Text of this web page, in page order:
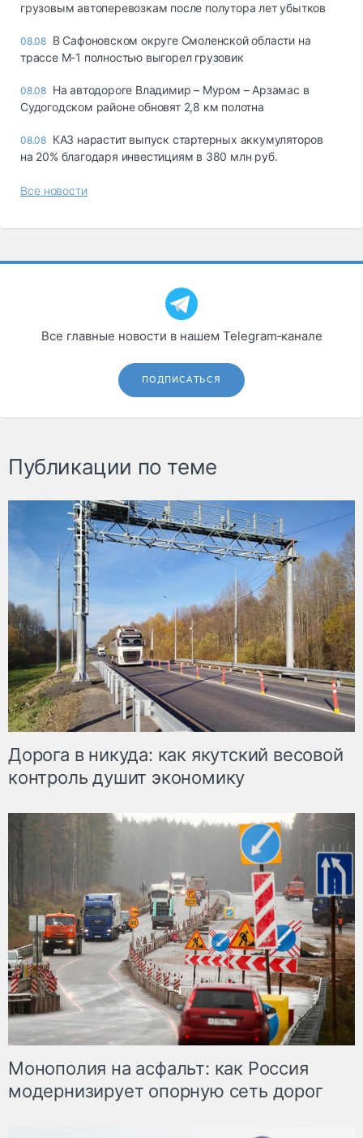
грузовым автоперевозкам после полутора лет убытков
08.08 В Сафоновском округе Смоленской области на
трассе М-1 полностью выгорел грузовик
08.08 На автодороге Владимир – Муром – Арзамас в
Судогодском районе обновят 2,8 км полотна
08.08 КАЗ нарастит выпуск стартерных аккумуляторов
на 20% благодаря инвестициям в 380 млн руб.
Все новости
Все главные новости в нашем Telegram‑канале
ПОДПИСАТЬСЯ
Публикации по теме
Дорога в никуда: как якутский весовой
контроль душит экономику
Монополия на асфальт: как Россия
модернизирует опорную сеть дорог